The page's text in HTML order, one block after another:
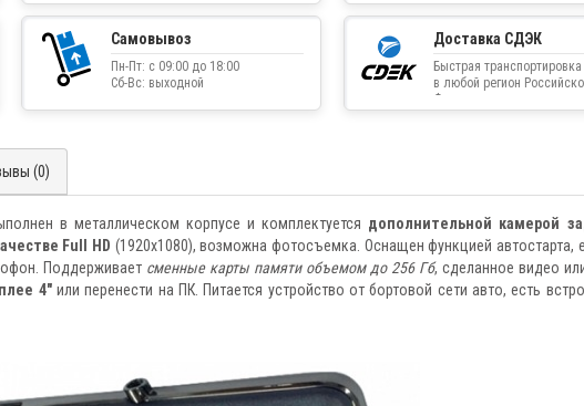
электронную почту
Самовывоз
Пн-Пт: с 09:00 до 18:00
Сб-Вс: выходной
Доставка СДЭК
Быстрая
в любой регион
Федерации
(0)
в металлическом корпусе и комплектуется дополнительной камерой
Full HD (1920x1080), возможна фотосъемка. Оснащен функцией автостарта,
Поддерживает сменные карты памяти объемом до 256 Гб, сделанное видео
4" или перенести на ПК. Питается устройство от бортовой сети авто, есть